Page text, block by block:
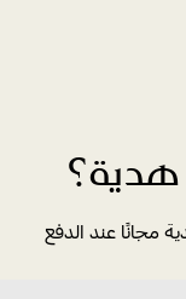
مجانًا عند الدفع